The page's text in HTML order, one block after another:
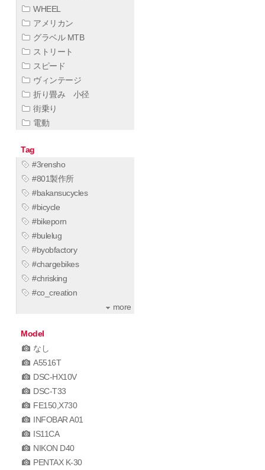
WHEEL
アメリカン
グラベル MTB
ストリート
スピード
ヴィンテージ
折り畳み 小径
街乗り
電動
Tag
#3rensho
#801製作所
#bakansucycles
#bicycle
#bikeporn
#bulelug
#byobfactory
#chargebikes
#chrisking
#co_creation
more
Model
なし
A5516T
DSC-HX10V
DSC-T33
FE150,X730
INFOBAR A01
IS11CA
NIKON D40
PENTAX K-30